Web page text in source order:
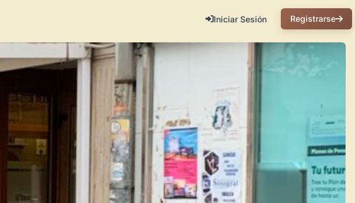
Iniciar Sesión Registrarse